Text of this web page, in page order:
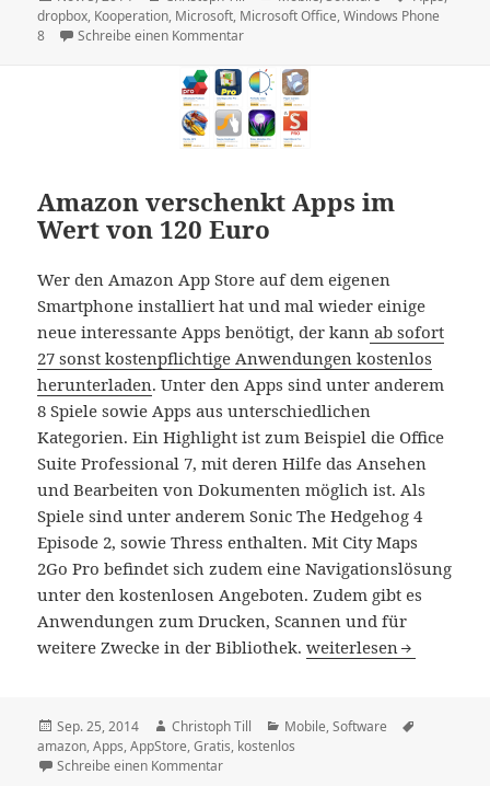
am
dropbox, Kooperation, Microsoft, Microsoft Office,Windows Phone
8
Schreibe einen Kommentarzu Microsoft und Dropbox arbeiten für
Amazon verschenkt Apps im
Wert von 120 Euro
Wer den Amazon App Store auf dem eigenen
Smartphone installiert hat und mal wieder einige
neue interessante Apps benötigt, der kann ab sofort
27 sonst kostenpflichtige Anwendungen kostenlos
herunterladen. Unter den Apps sind unter anderem
8 Spiele sowie Apps aus unterschiedlichen
Kategorien. Ein Highlight ist zum Beispiel die Office
Suite Professional 7, mit deren Hilfe das Ansehen
und Bearbeiten von Dokumenten möglich ist. Als
Spiele sind unter anderem Sonic The Hedgehog 4
Episode 2, sowie Thress enthalten. Mit City Maps
2Go Pro befindet sich zudem eine Navigationslösung
unter den kostenlosen Angeboten. Zudem gibt es
Anwendungen zum Drucken, Scannen und für
weitere Zwecke in der Bibliothek.Amazon verschenkt
weiterlesen
Veröffentlicht
am
Sep. 25, 2014 Autor
Christoph Till Kategorien
Mobile,Software
amazon,Apps,AppStore,Gratis, kostenlos
Schreibe einen Kommentarzu Amazon verschenkt Apps im Wert von